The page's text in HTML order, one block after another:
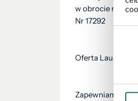
w obrocie
Nr 17292
Oferta Laureata
Zapewniamy